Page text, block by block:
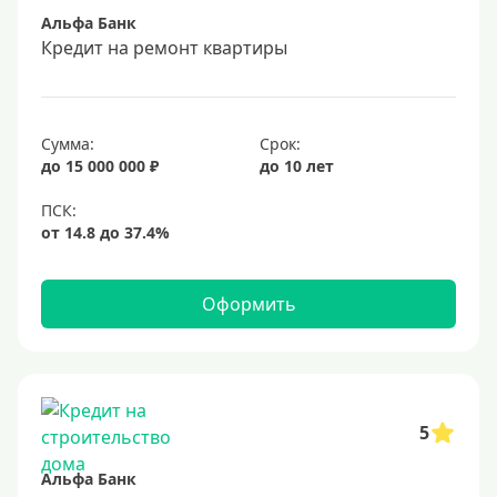
Срок
Долгосрочные
2 года
3 года
4 года
9 лет
10 лет
15 лет
Альфа Банк
Кредит на ремонт квартиры
Сумма:
до 15 000 000 ₽
Срок:
до 10 лет
Оформить
5
Альфа Банк